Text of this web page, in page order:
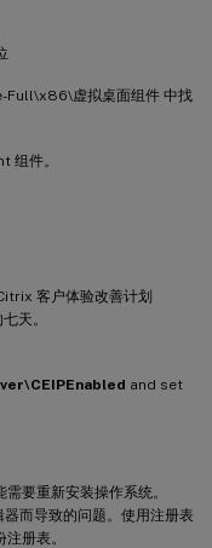
Full\x86\虚拟桌面组件 中找
组件。
客户体验改善计划
天。
and set
要重新安装操作系统。
而导致的问题。使用注册表
册表。